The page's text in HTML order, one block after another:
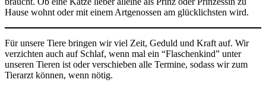
Hause wohnt oder mit einem Artgenossen am glücklichsten wird.
Für unsere Tiere bringen wir viel Zeit, Geduld und Kraft auf. Wir
verzichten auch auf Schlaf, wenn mal ein “Flaschenkind” unter
unseren Tieren ist oder verschieben alle Termine, sodass wir zum
Tierarzt können, wenn nötig.